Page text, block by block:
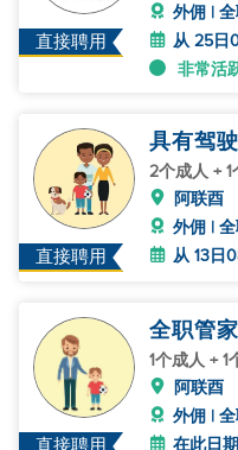
直接聘用
外佣 |
从 25日
非常活
直接聘用
具有驾
2个成人 +
阿联酉
外佣 |
从 13日
直接聘用
全职管
1个成人 + 1
阿联酉
外佣 |
在此日